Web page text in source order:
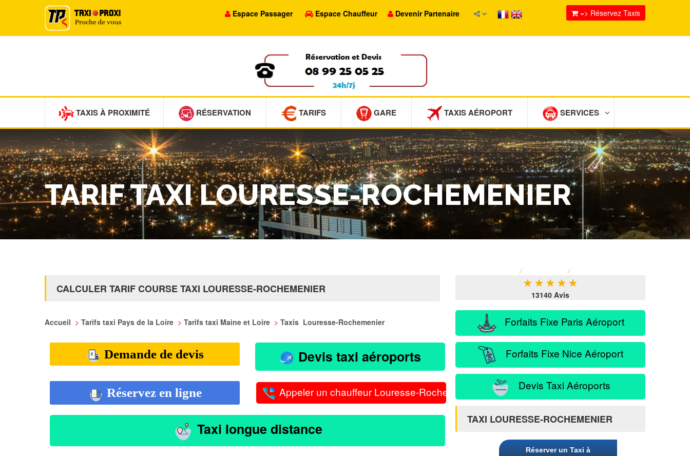
Espace Passager Espace Chauffeur Devenir Partenaire => Réservez Taxis
TAXIS À PROXIMITÉ RÉSERVATION TARIFS GARE TAXIS AÉROPORT SERVICES
TARIF TAXI LOURESSE-ROCHEMENIER
/ /
CALCULER TARIF COURSE TAXI LOURESSE-ROCHEMENIER
Accueil > Tarifs taxi Pays de la Loire > Tarifs taxi Maine et Loire > Taxis Louresse-Rochemenier
Demande de devis Devis taxi aéroports
Réservez en ligne Appeler un chauffeur Louresse-Rochemenier
Taxi longue distance
★ ★ ★ ★ ★
13140 Avis
Forfaits Fixe Paris Aéroport
Forfaits Fixe Nice Aéroport
Devis Taxi Aéroports
TAXI LOURESSE-ROCHEMENIER
Réserver un Taxi à